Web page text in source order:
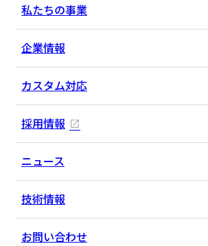
私たちの事業
企業情報
カスタム対応
採用情報
ニュース
技術情報
お問い合わせ